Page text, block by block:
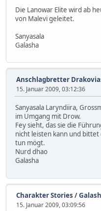
Die Lanowar Elite wird ab
von Malevi geleitet.
Sanyasala
Galasha
Anschlagbretter
15. Januar 2009, 03:12:36
Sanyasala Laryndiira,
im Umgang mit Drow.
Fey sieht, das sie die
nicht leisten kann und
tun mögt.
Nurd dhao
Galasha
Charakter Stories /
15. Januar 2009, 03:09:56